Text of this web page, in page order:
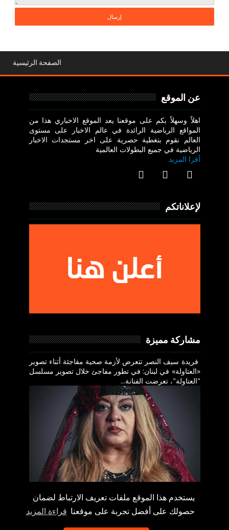
يستخدم هذا الموقع ملفات تعريف الارتباط لضمان
حصولك على أفضل تجربة على موقعنا قراءة المزيد
الصفحة الرئيسية
عن الموقع
اهلاً وسهلاً بكم على موقعنا يعد الموقع الاخباري هذا من
المواقع الرياضية الرائدة في عالم الاخبار على مستوى
العالم نقوم بتغطية حصرية على اخر مستجدات الاخبار
الرياضية في جميع البطولات العالمية
أقرا المزيد
لإعلاناتكم
مشاركة مميزة
فريدة سيف النصر تتعرض لأزمة صحية مفاجئة أثناء تصوير
«العتاولة» في لبنان: في تطور مفاجئ خلال تصوير مسلسل
"العتاولة"، تعرضت الفنانة...